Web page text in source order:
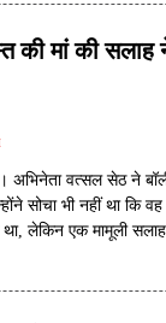
की मां की सलाह
वत्सल सेठ ने
सोचा भी नहीं था कि
लेकिन एक मामूली